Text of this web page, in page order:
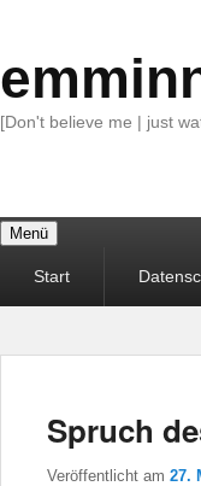
[Don't believe me | just
Menü
MenüStart
Spruch
Veröffentlicht am 27.